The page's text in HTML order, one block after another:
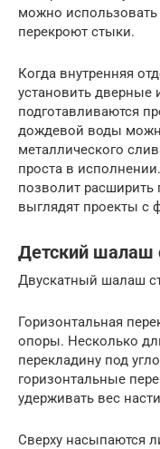
можно использовать
перекроют стыки.
Когда внутренняя
установить дверные
подготавливаются
дождевой воды
металлического
проста в
позволит расширить
выглядят проекты с
Детский шалаш
Двускатный шалаш
Горизонтальная
опоры. Несколько
перекладину под
горизонтальные
удерживать вес
Сверху насыпаются